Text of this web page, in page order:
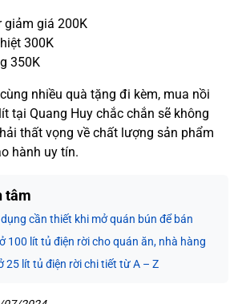
giảm giá 200K
300K
350K
nhiều quà tặng đi kèm, mua nồi
tại Quang Huy chắc chắn sẽ không
thất vọng về chất lượng sản phẩm
hành uy tín.
tâm
cần thiết khi mở quán bún để bán
100 lít tủ điện rời cho quán ăn, nhà hàng
25 lít tủ điện rời chi tiết từ A – Z